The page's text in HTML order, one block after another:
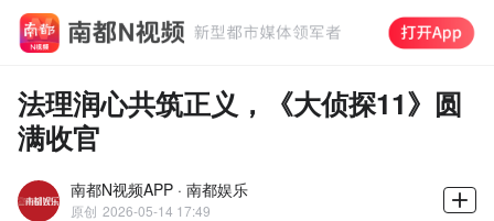
法理润心共筑正义，《大侦探11》圆
满收官
南都N视频APP · 南都娱乐
原创 2026-05-14 17:49